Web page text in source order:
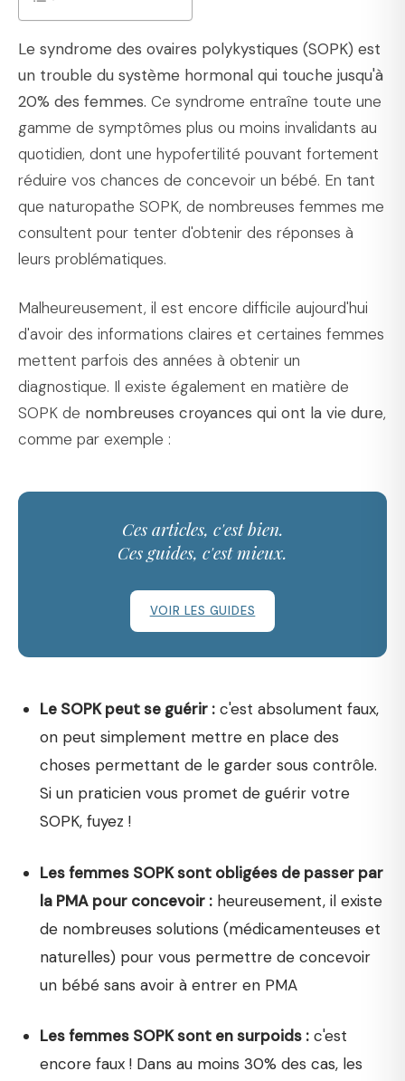
Le syndrome des ovaires polykystiques (SOPK) est
un trouble du système hormonal qui touche jusqu'à
20% des femmes. Ce syndrome entraîne toute une
gamme de symptômes plus ou moins invalidants au
quotidien, dont une hypofertilité pouvant fortement
réduire vos chances de concevoir un bébé. En tant
que naturopathe SOPK, de nombreuses femmes me
consultent pour tenter d'obtenir des réponses à
leurs problématiques.
Malheureusement, il est encore difficile aujourd'hui
d'avoir des informations claires et certaines femmes
mettent parfois des années à obtenir un
diagnostique. Il existe également en matière de
SOPK de nombreuses croyances qui ont la vie dure,
comme par exemple :
Ces articles, c'est bien.
Ces guides, c'est mieux.
VOIR LES GUIDES
Le SOPK peut se guérir :c'est absolument faux,
on peut simplement mettre en place des
choses permettant de le garder sous contrôle.
Si un praticien vous promet de guérir votre
SOPK, fuyez !
Les femmes SOPK sont obligées de passer par
la PMA pour concevoir :heureusement, il existe
de nombreuses solutions (médicamenteuses et
naturelles) pour vous permettre de concevoir
un bébé sans avoir à entrer en PMA
Les femmes SOPK sont en surpoids :c'est
encore faux ! Dans au moins 30% des cas, les